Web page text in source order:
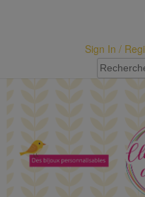
Sign In /
Recherche
pour :